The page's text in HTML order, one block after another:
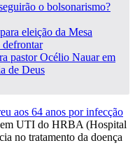
o bolsonarismo?
eleição da Mesa
defrontar
pastor Océlio Nauar em
de Deus
aos 64 anos por infecção
em UTI do HRBA (Hospital
no tratamento da doença